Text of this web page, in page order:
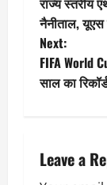
o
s
t
a
नैनीताल, यूएस
Next:
FIFA World
साल का
Leave a